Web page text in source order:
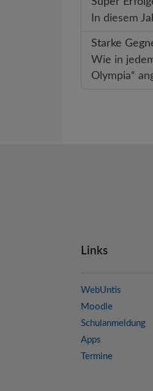
In diesem
Starke
Wie in
Olympia“
Links
WebUntis
Moodle
Schulanmeldung
Apps
Termine